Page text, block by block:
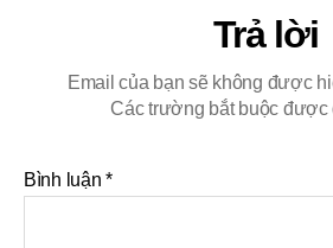
Trả lời
Email của bạn sẽ không được
Các trường bắt buộc
Bình luận*